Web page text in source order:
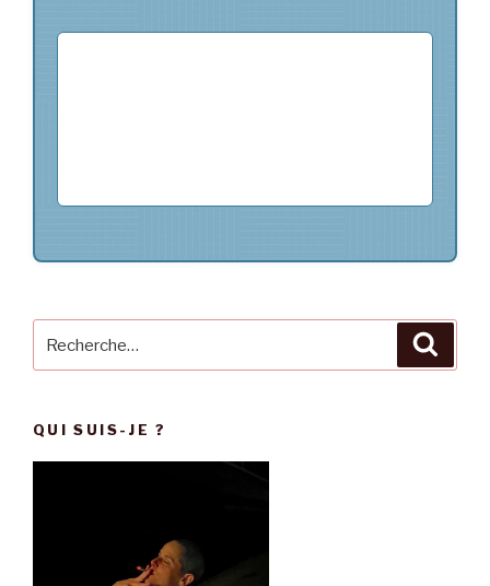
QUI SUIS-JE ?